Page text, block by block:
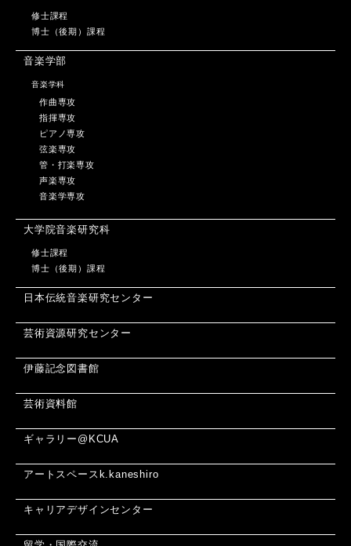
修士課程
博士（後期）課程
音楽学部
音楽学科
作曲専攻
指揮専攻
ピアノ専攻
弦楽専攻
管・打楽専攻
声楽専攻
音楽学専攻
大学院音楽研究科
修士課程
博士（後期）課程
日本伝統音楽研究センター
芸術資源研究センター
伊藤記念図書館
芸術資料館
ギャラリー@KCUA
アートスペースk.kaneshiro
キャリアデザインセンター